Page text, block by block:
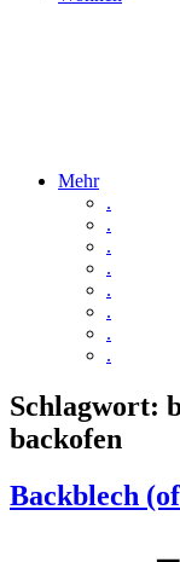
Mehr
.
.
.
.
.
.
.
.
Schlagwort:
backofen
Backblech